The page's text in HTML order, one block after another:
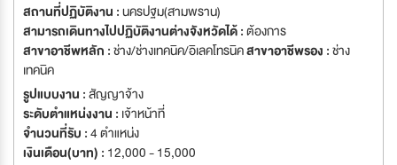
สถานที่ปฏิบัติงาน :นครปฐม(สามพราน)
สามารถเดินทางไปปฏิบัติงานต่างจังหวัดได้ :ต้องการ
สาขาอาชีพหลัก :ช่าง/ช่างเทคนิค/อิเลคโทรนิคสาขาอาชีพรอง :ช่าง
เทคนิค
รูปแบบงาน :สัญญาจ้าง
ระดับตำแหน่งงาน : เจ้าหน้าที่
จำนวนที่รับ :4 ตำแหน่ง
เงินเดือน(บาท) : 12,000 - 15,000